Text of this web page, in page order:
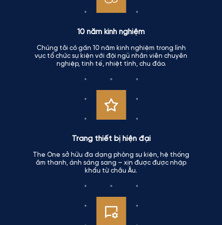
10 năm kinh nghiệm
Chúng tôi có gần 10 năm kinh nghiệm trong lĩnh
vực tổ chức sự kiện với đội ngũ nhân viên chuyên
nghiệp, tinh tế, nhiệt tình, chu đáo.
Trang thiết bị hiện đại
The One sở hữu đa dạng phòng sự kiện, hệ thống
âm thanh, ánh sáng sang – xịn được được nhập
khẩu từ châu Âu.